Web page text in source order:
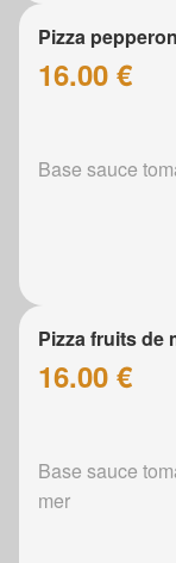
Pizza
16.00 €
Base sauce
Pizza fruits de
16.00 €
Base sauce
mer